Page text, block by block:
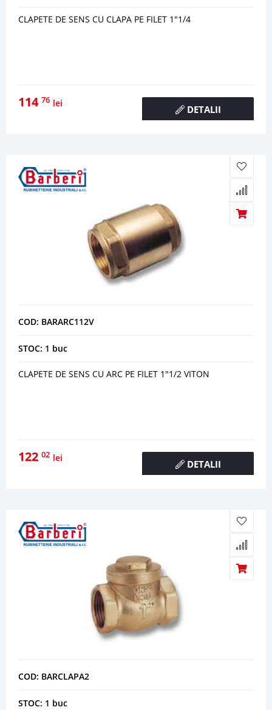
CLAPETE DE SENS CU CLAPA PE FILET 1"1/4
114 76 lei
DETALII
COD: BARARC112V
STOC: 1 buc
CLAPETE DE SENS CU ARC PE FILET 1"1/2 VITON
122 02 lei
DETALII
COD: BARCLAPA2
STOC: 1 buc